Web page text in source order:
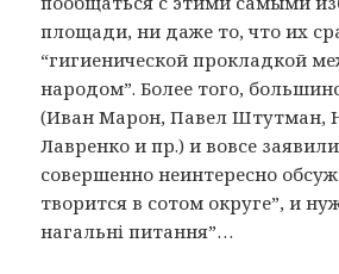
площади, ни даже то, что их
“гигиенической прокладкой
народом”. Более того,
(Иван Марон, Павел Штутман,
Лавренко и пр.) и вовсе
совершенно неинтересно
творится в сотом округе”, и
нагальнi питання”…